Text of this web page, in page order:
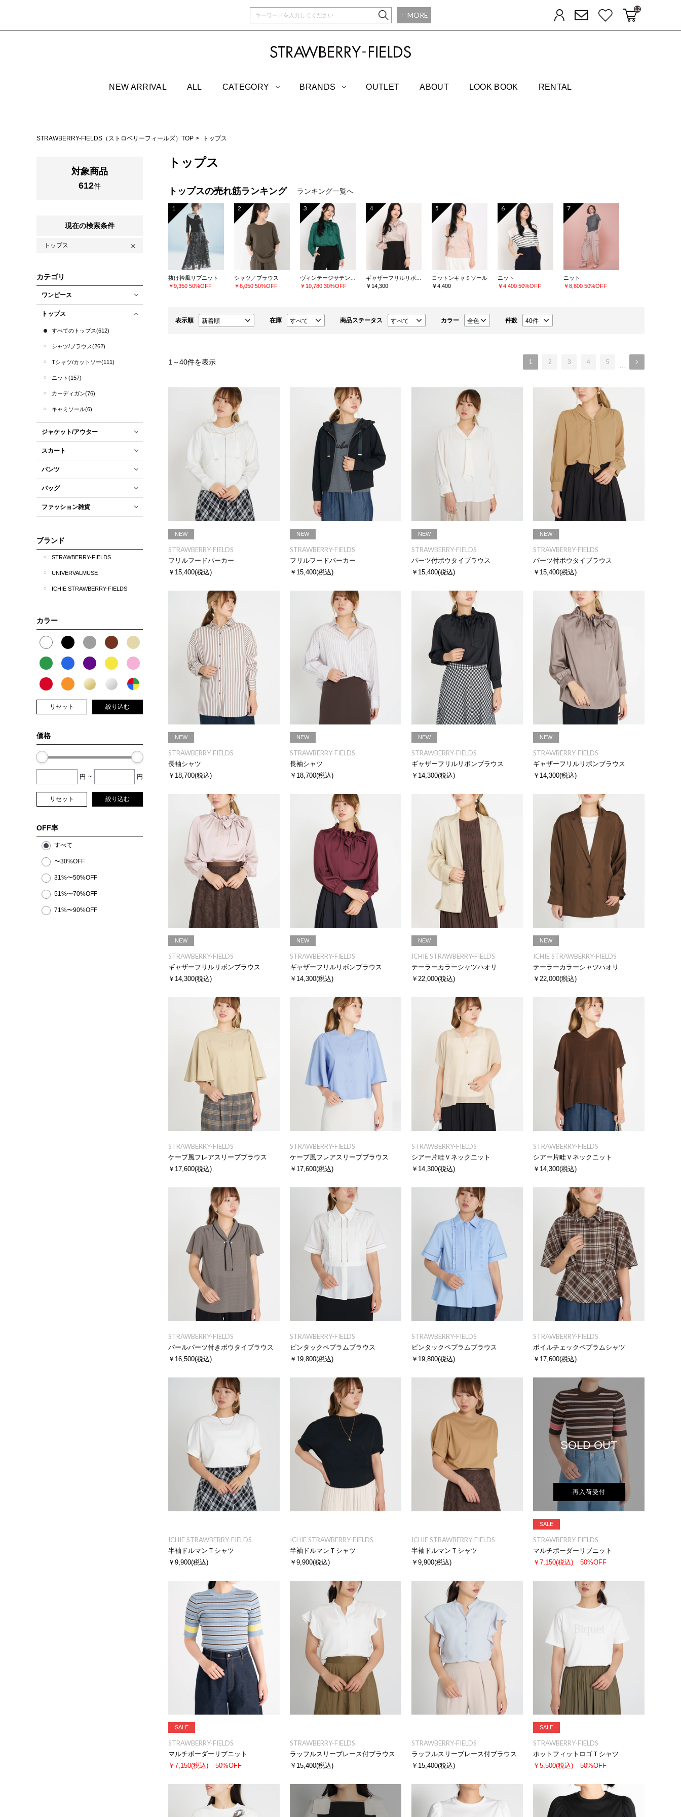
MORE ログイン メルマガ登録お気に入りカートに入れる
12
NEW ARRIVAL ALL CATEGORY BRANDS OUTLET ABOUT LOOK BOOK RENTAL
STRAWBERRY-FIELDS（ストロベリーフィールズ）TOP トップス
対象商品
612件
現在の検索条件
トップス
カテゴリ
ワンピース
トップス
すべてのトップス(612)
シャツ/ブラウス(262)
Tシャツ/カットソー(111)
ニット(157)
カーディガン(76)
キャミソール(6)
ジャケット/アウター
スカート
パンツ
バッグ
ファッション雑貨
ブランド
STRAWBERRY-FIELDS
UNIVERVALMUSE
ICHIE STRAWBERRY-FIELDS
カラー
リセット 絞り込む
価格
円 ~ 円
リセット 絞り込む
OFF率
すべて
〜30%OFF
31%〜50%OFF
51%〜70%OFF
71%〜90%OFF
トップス
トップスの売れ筋ランキング ランキング一覧へ
1
抜け衿風リブニット
￥9,350 50%OFF
2
シャツ／ブラウス
￥6,050 50%OFF
3
￥10,780 30%OFF
4
￥14,300
5
コットンキャミソール
￥4,400
6
ニット
￥4,400 50%OFF
7
ニット
￥8,800 50%OFF
表示順 在庫 商品ステータス カラー 件数
1 ～40件を表示 1 2 3 4 5 …
NEW
STRAWBERRY-FIELDS
フリルフードパーカー
￥15,400(税込)
NEW
STRAWBERRY-FIELDS
フリルフードパーカー
￥15,400(税込)
NEW
STRAWBERRY-FIELDS
パーツ付ボウタイブラウス
￥15,400(税込)
NEW
STRAWBERRY-FIELDS
パーツ付ボウタイブラウス
￥15,400(税込)
NEW
STRAWBERRY-FIELDS
長袖シャツ
￥18,700(税込)
NEW
STRAWBERRY-FIELDS
長袖シャツ
￥18,700(税込)
NEW
STRAWBERRY-FIELDS
ギャザーフリルリボンブラウス
￥14,300(税込)
NEW
STRAWBERRY-FIELDS
ギャザーフリルリボンブラウス
￥14,300(税込)
NEW
STRAWBERRY-FIELDS
ギャザーフリルリボンブラウス
￥14,300(税込)
NEW
STRAWBERRY-FIELDS
ギャザーフリルリボンブラウス
￥14,300(税込)
NEW
ICHIE STRAWBERRY-FIELDS
テーラーカラーシャツハオリ
￥22,000(税込)
NEW
ICHIE STRAWBERRY-FIELDS
テーラーカラーシャツハオリ
￥22,000(税込)
STRAWBERRY-FIELDS
ケープ風フレアスリーブブラウス
￥17,600(税込)
STRAWBERRY-FIELDS
ケープ風フレアスリーブブラウス
￥17,600(税込)
STRAWBERRY-FIELDS
シアー片畦Ｖネックニット
￥14,300(税込)
STRAWBERRY-FIELDS
シアー片畦Ｖネックニット
￥14,300(税込)
STRAWBERRY-FIELDS
パールパーツ付きボウタイブラウス
￥16,500(税込)
STRAWBERRY-FIELDS
ピンタックペプラムブラウス
￥19,800(税込)
STRAWBERRY-FIELDS
ピンタックペプラムブラウス
￥19,800(税込)
STRAWBERRY-FIELDS
ボイルチェックペプラムシャツ
￥17,600(税込)
ICHIE STRAWBERRY-FIELDS
半袖ドルマンＴシャツ
￥9,900(税込)
ICHIE STRAWBERRY-FIELDS
半袖ドルマンＴシャツ
￥9,900(税込)
ICHIE STRAWBERRY-FIELDS
半袖ドルマンＴシャツ
￥9,900(税込)
SOLD OUT
再入荷受付
SALE
STRAWBERRY-FIELDS
マルチボーダーリブニット
￥7,150(税込) 50%OFF
SALE
STRAWBERRY-FIELDS
マルチボーダーリブニット
￥7,150(税込) 50%OFF
STRAWBERRY-FIELDS
ラッフルスリーブレース付ブラウス
￥15,400(税込)
STRAWBERRY-FIELDS
ラッフルスリーブレース付ブラウス
￥15,400(税込)
SALE
STRAWBERRY-FIELDS
ホットフィットロゴＴシャツ
￥5,500(税込) 50%OFF